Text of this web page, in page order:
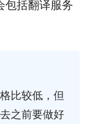
包括翻译服务
比较低，但
之前要做好